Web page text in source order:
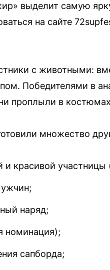
выделит самую
на сайте
с животными:
Победителями в
проплыли в
множество
красивой участницы
наряд;
номинация);
сапборда;